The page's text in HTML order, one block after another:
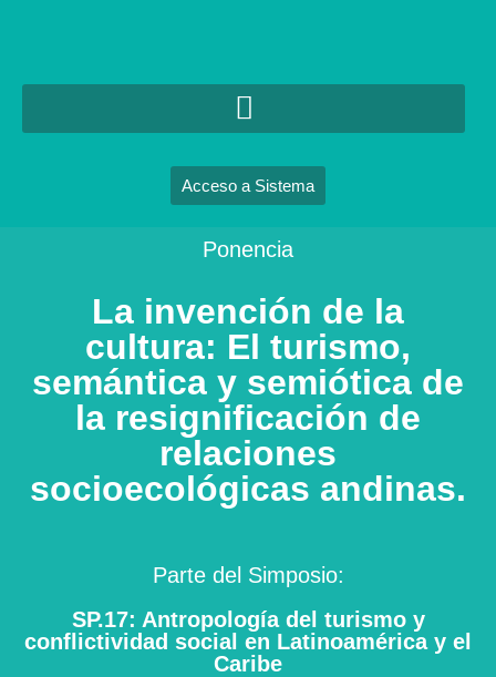
Acceso a Sistema
Ponencia
La invención de la
cultura: El turismo,
semántica y semiótica de
la resignificación de
relaciones
socioecológicas andinas.
Parte del Simposio:
SP.17: Antropología del turismo y
conflictividad social en Latinoamérica y el
Caribe